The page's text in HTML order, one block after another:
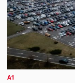
A1